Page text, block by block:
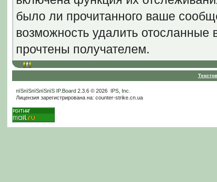
было ли прочитанного ваше
возможность удалить
прочтены получателем.
пїЅпїЅпїЅпїЅпїЅ IP.Board2.3.6 © 2026 IPS, Inc
Лицензия зарегистрирована на: counter-strike.cn.ua